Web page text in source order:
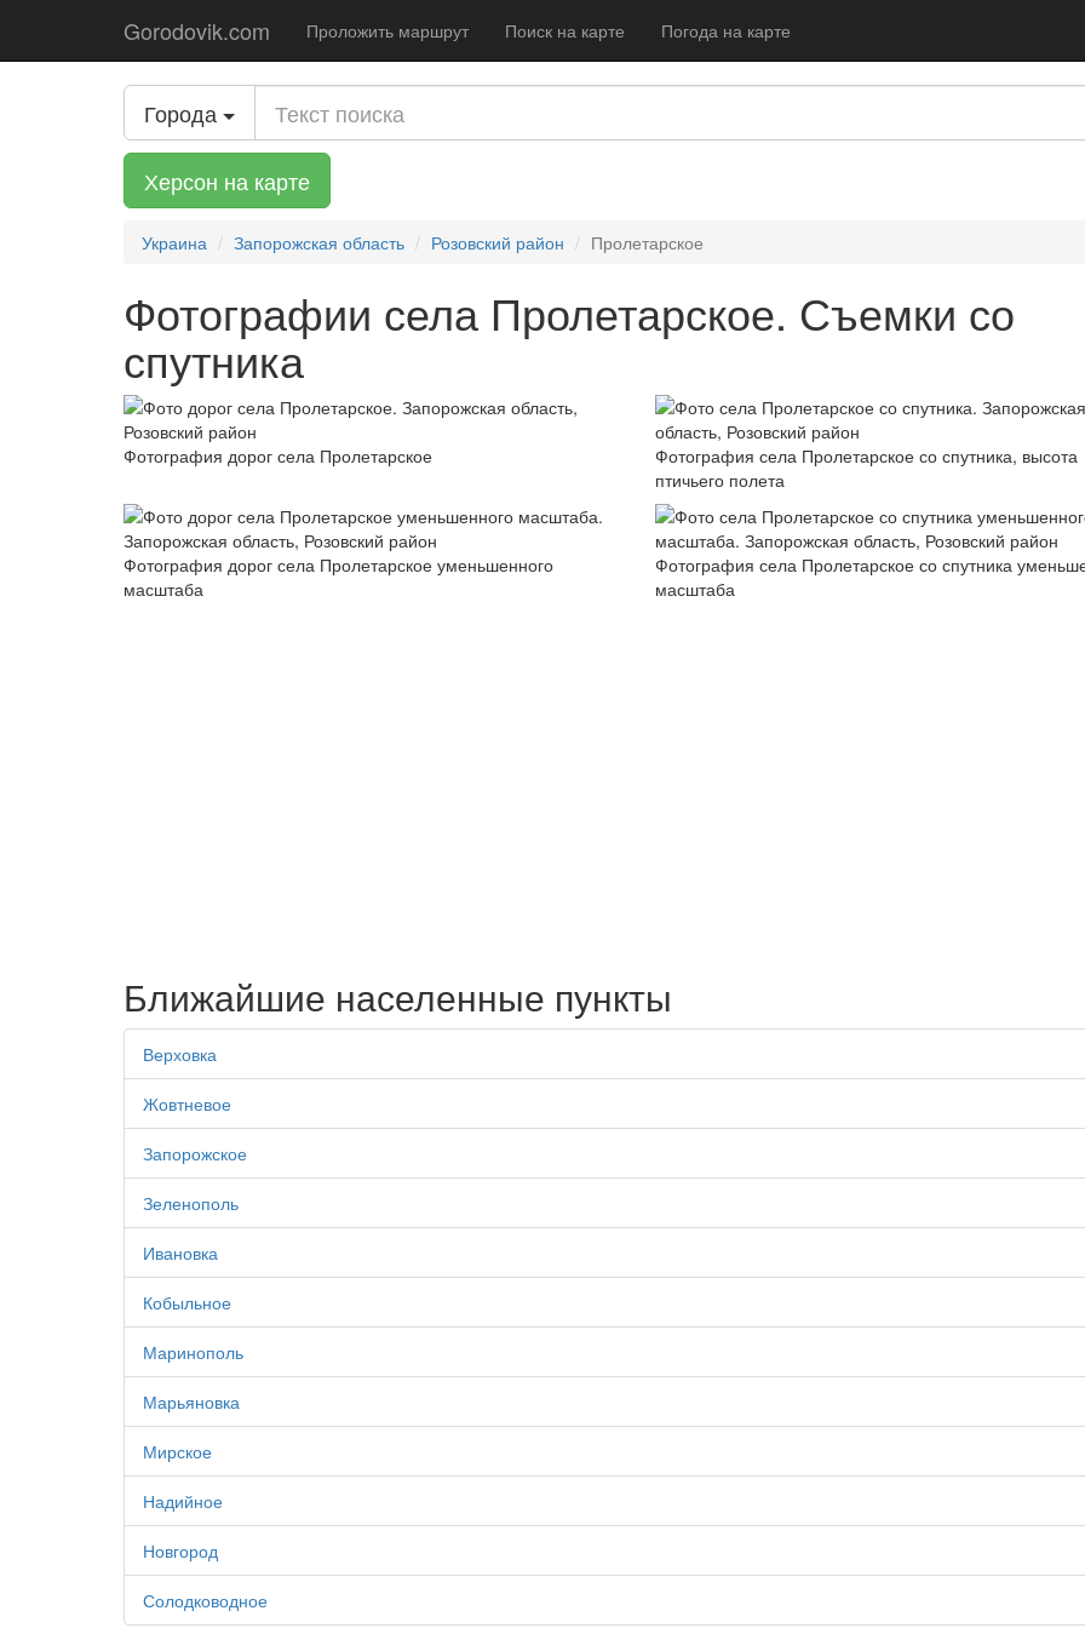
Gorodovik.com Проложить маршрут Поиск на карте Погода на карте
Города
Херсон на карте
Украина Запорожская область Розовский район Пролетарское
Фотографии села Пролетарское. Съемки со
спутника
Фотография дорог села Пролетарское
Фотография села Пролетарское со спутника, высота
птичьего полета
Фотография дорог села Пролетарское уменьшенного
масштаба
Фотография села Пролетарское со спутника
масштаба
Ближайшие населенные пункты
Верховка
Жовтневое
Запорожское
Зеленополь
Ивановка
Кобыльное
Маринополь
Марьяновка
Мирское
Надийное
Новгород
Солодководное